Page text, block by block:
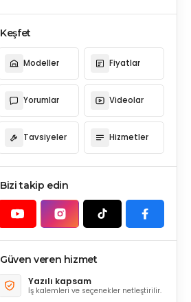
Keşfet
Modeller Fiyatlar
Yorumlar Videolar
Tavsiyeler Hizmetler
Bizi takip edin
Güven veren hizmet
Yazılı kapsam
İş kalemleri ve seçenekler netleştirilir.